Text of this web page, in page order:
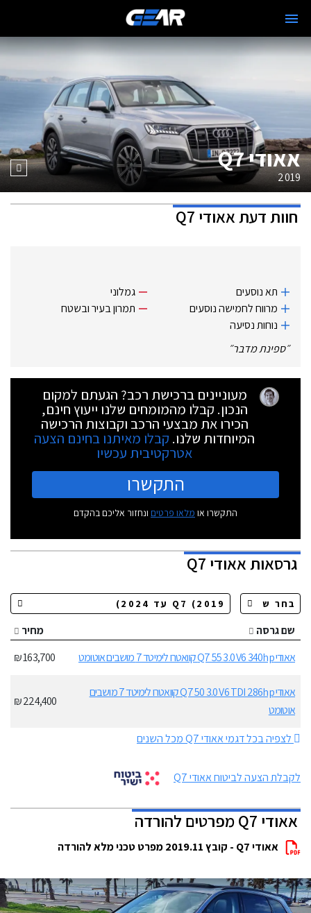
אאודי Q7
2019
חוות דעתאאודי Q7
תא נוסעים
מרווח לחמישה נוסעים
נוחות נסיעה
גמלוני
תמרון בעיר ובשטח
״ספינת מדבר״
מעוניינים ברכישת רכב? הגעתם למקום
הנכון. קבלו מהמומחים שלנו ייעוץ חינם,
הכירו את מבצעי הרכב וקבוצות הרכישה
המיוחדות שלנו. קבלו מאיתנו בחינם הצעה
אטרקטיבית עכשיו
התקשרו
התקשרו או מלאו פרטים ונחזור אליכם בהקדם
גרסאותאאודי Q7
שם גרסה
מחיר
אאודי Q7 55 3.0 V6 340hp קוואטרו לימיטד 7 מושבים אוטומט
163,700 ₪
אאודי Q7 50 3.0 V6 TDI 286hp קוואטרו לימיטד 7 מושבים
אוטומט
224,400 ₪
לצפיה בכל דגמי אאודי Q7 מכל השנים
לקבלת הצעה לביטוח אאודי Q7
אאודי Q7 מפרטים להורדה
אאודי Q7 - קובץ 2019.11 מפרט טכני מלא להורדה